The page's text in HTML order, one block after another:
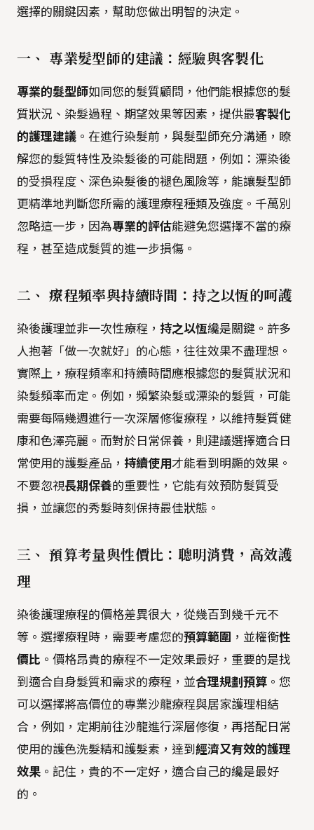
選擇的關鍵因素，幫助您做出明智的決定。
一、 專業髮型師的建議：經驗與客製化
專業的髮型師如同您的髮質顧問，他們能根據您的髮
質狀況、染髮過程、期望效果等因素，提供最客製化
的護理建議 。在進行染髮前，與髮型師充分溝通，瞭
解您的髮質特性及染髮後的可能問題，例如：漂染後
的受損程度、深色染髮後的褪色風險等，能讓髮型師
更精準地判斷您所需的護理療程種類及強度。千萬別
忽略這一步，因為專業的評估能避免您選擇不當的療
程，甚至造成髮質的進一步損傷。
二、 療程頻率與持續時間：持之以恆的呵護
染後護理並非一次性療程， 持之以恆纔是關鍵。許多
人抱著「做一次就好」的心態，往往效果不盡理想。
實際上，療程頻率和持續時間應根據您的髮質狀況和
染髮頻率而定。例如，頻繁染髮或漂染的髮質，可能
需要每隔幾週進行一次深層修復療程，以維持髮質健
康和色澤亮麗。而對於日常保養，則建議選擇適合日
常使用的護髮產品， 持續使用才能看到明顯的效果。
不要忽視長期保養的重要性，它能有效預防髮質受
損，並讓您的秀髮時刻保持最佳狀態。
三、 預算考量與性價比：聰明消費，高效護
理
染後護理療程的價格差異很大，從幾百到幾千元不
等。選擇療程時，需要考慮您的預算範圍 ，並權衡性
價比 。價格昂貴的療程不一定效果最好，重要的是找
到適合自身髮質和需求的療程，並合理規劃預算 。您
可以選擇將高價位的專業沙龍療程與居家護理相結
合，例如，定期前往沙龍進行深層修復，再搭配日常
使用的護色洗髮精和護髮素，達到經濟又有效的護理
效果 。記住，貴的不一定好，適合自己的纔是最好
的。